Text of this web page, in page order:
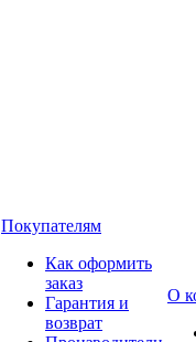
Покупателям
Как оформить
заказ
Гарантия и
возврат
О